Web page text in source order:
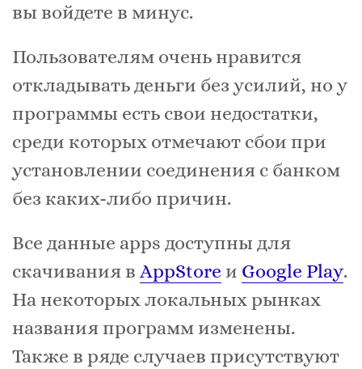
вы войдете в минус.
Пользователям очень нравится
откладывать деньги без усилий, но у
программы есть свои недостатки,
среди которых отмечают сбои при
установлении соединения с банком
без каких-либо причин.
Все данные apps доступны для
скачивания вAppStore и Google Play.
На некоторых локальных рынках
названия программ изменены.
Также в ряде случаев присутствуют